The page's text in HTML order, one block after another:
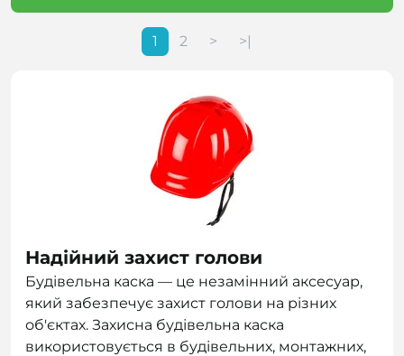
1 2 > >|
Надійний захист голови
Будівельна каска — це незамінний аксесуар,
який забезпечує захист голови на різних
об'єктах. Захисна будівельна каска
використовується в будівельних, монтажних,